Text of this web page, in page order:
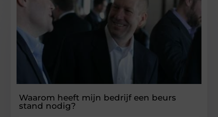
Waarom heeft mijn bedrijf een beurs
stand nodig?